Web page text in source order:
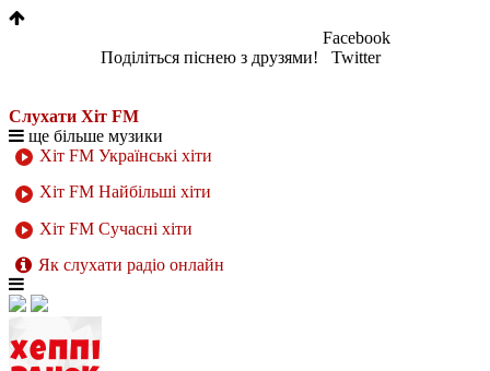
Поділіться піснею з друзями!
Facebook
Twitter
Слухати Хіт FM
ще більше музики
Хіт FM Українські хіти
Хіт FM Найбільші хіти
Хіт FM Сучасні хіти
Як слухати радіо онлайн